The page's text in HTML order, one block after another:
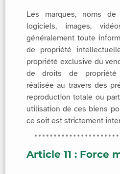
Les marques, noms de
logiciels, images,
généralement toute
de propriété
propriété exclusive du
de droits de propriété
réalisée au travers des
reproduction totale ou
utilisation de ces biens
ce soit est strictement
Article 11 : Force